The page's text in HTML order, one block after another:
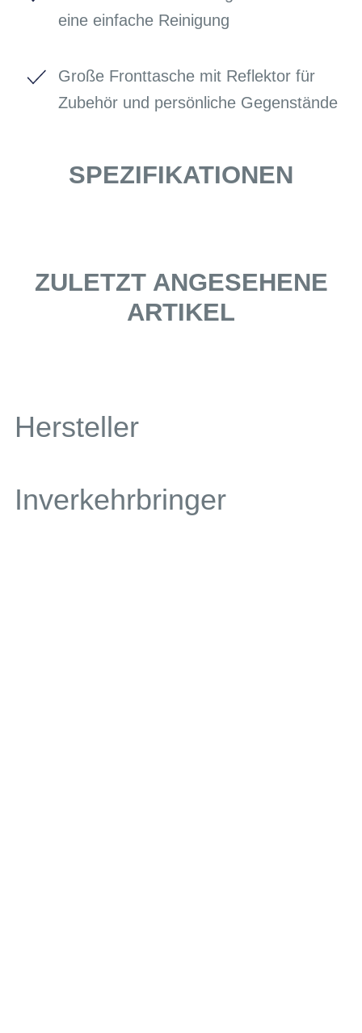
eine einfache Reinigung
Große Fronttasche mit Reflektor für
Zubehör und persönliche Gegenstände
SPEZIFIKATIONEN
ZULETZT ANGESEHENE
ARTIKEL
Hersteller
Inverkehrbringer